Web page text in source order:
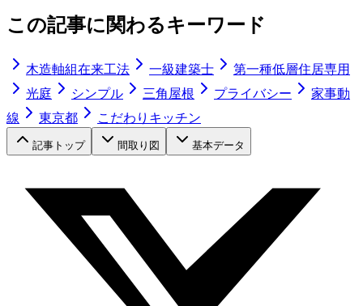
この記事に関わるキーワード
木造軸組在来工法 一級建築士
第一種低層住居専用
光庭
シンプル 三角屋根 プライバシー
家事動
線
東京都 こだわりキッチン
記事トップ 間取り図 基本データ